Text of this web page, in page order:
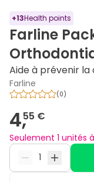
+13Health points
Farline
Aide à prévenir
Farline
(0)
4,55 €
Seulement 1 unités